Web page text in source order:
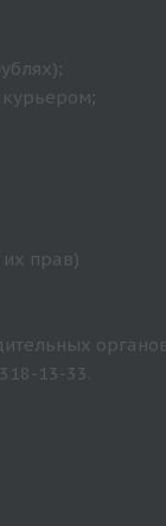
прав)
13-33.